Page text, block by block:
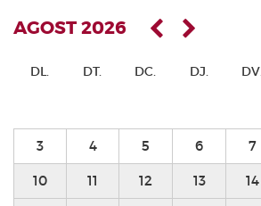
AGOST 2026
DL. DT. DC. DJ.
3 4 5 6 7
10 11 12 13 14